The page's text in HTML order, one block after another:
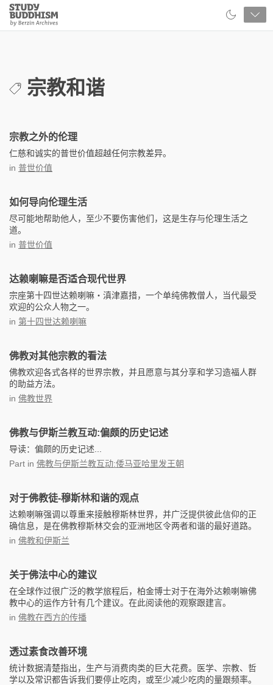
Close
Study
Buddhism
宗教和谐
宗教之外的伦理
仁慈和诚实的普世价值超越任何宗教差异。
in 普世价值
如何导向伦理生活
尽可能地帮助他人，至少不要伤害他们，这是生存与伦理生活之
道。
in 普世价值
达赖喇嘛是否适合现代世界
宗座第十四世达赖喇嘛‧滇津嘉措，一个单纯佛教僧人，当代最受
欢迎的公众人物之一。
in 第十四世达赖喇嘛
佛教对其他宗教的看法
佛教欢迎各式各样的世界宗教，并且愿意与其分享和学习造福人群
的助益方法。
in 佛教世界
佛教与伊斯兰教互动:偏颇的历史记述
导读：偏颇的历史记述...
Part in 佛教与伊斯兰教互动:倭马亚哈里发王朝
对于佛教徒-穆斯林和谐的观点
达赖喇嘛强调以尊重来接触穆斯林世界，并广泛提供彼此信仰的正
确信息，是在佛教穆斯林交会的亚洲地区令两者和谐的最好道路。
in 佛教和伊斯兰
关于佛法中心的建议
在全球作过很广泛的教学旅程后，柏金博士对于在海外达赖喇嘛佛
教中心的运作方针有几个建议。在此阅读他的观察跟建言。
in 佛教在西方的传播
透过素食改善环境
统计数据清楚指出，生产与消费肉类的巨大花费。医学、宗教、哲
学以及常识都告诉我们要停止吃肉，或至少减少吃肉的量跟频率。